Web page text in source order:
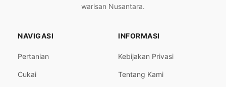
warisan Nusantara.
NAVIGASI
Pertanian
Cukai
INFORMASI
Kebijakan Privasi
Tentang Kami